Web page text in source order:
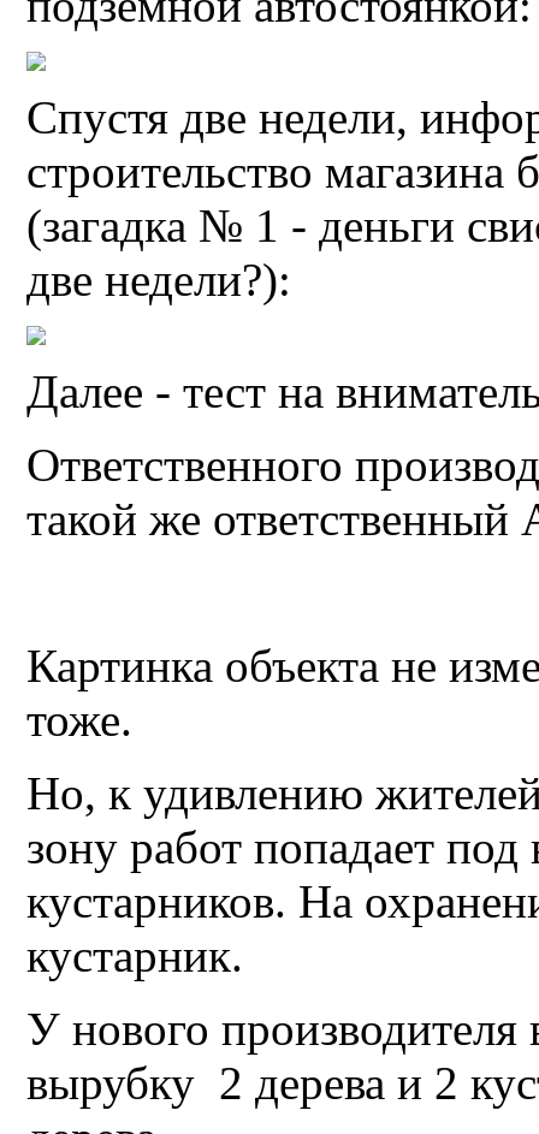
Спустя две недели,
строительство магазина
(загадка № 1 - деньги
две недели?):
Далее - тест на
Ответственного
такой же ответственный
Картинка объекта не
тоже.
Но, к удивлению
зону работ попадает
кустарников. На
кустарник.
У нового производителя
вырубку 2 дерева и 2